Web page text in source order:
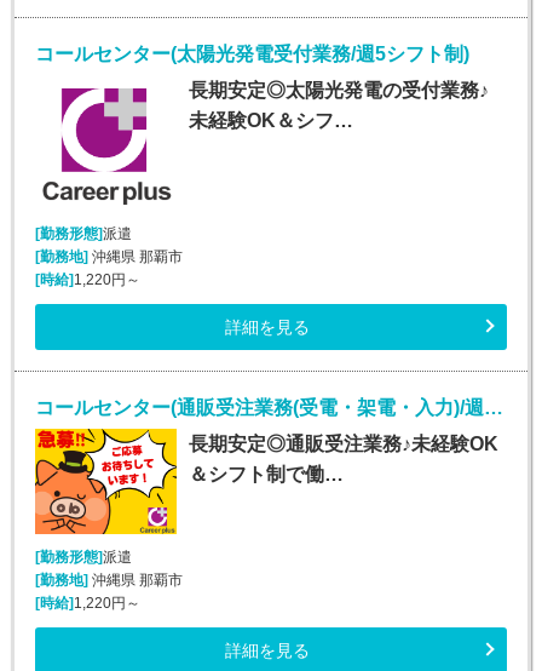
コールセンター(太陽光発電受付業務/週5シフト制)
長期安定◎太陽光発電の受付業務♪
未経験OK＆シフ…
[勤務形態]派遣
[勤務地]沖縄県 那覇市
[時給]1,220円～
詳細を見る
コールセンター(通販受注業務(受電・架電・入力)/週5シフト制)
長期安定◎通販受注業務♪未経験OK
＆シフト制で働…
[勤務形態]派遣
[勤務地] 沖縄県 那覇市
[時給] 1,220円～
詳細を見る